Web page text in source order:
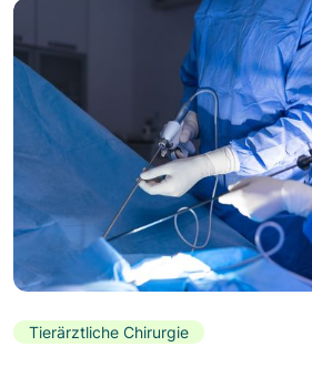
Tierärztliche Chirurgie